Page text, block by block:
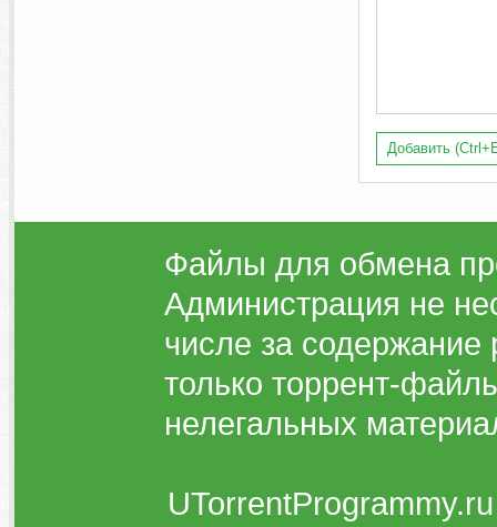
Добавить
Файлы для обмена
Администрация не
числе за
только торрент-
нелегальных
UTorrentProgrammy.ru